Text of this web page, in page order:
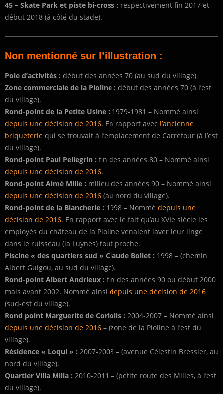
45 – Skate Park et piste bi-cross : respectivement fin 2017 et
début 2018 (à côté du stade).
Non mentionné sur l’illustration :
Pole d’activités : début des années 70 (au sud du village)
Zone commerciale de la Pioline : début des années 70 (à l’est
du village).
Rond-point de la Petite Usine : 1979-1981 – Nommé ainsi
depuis une décision de 2016. En rapport avec l’ancienne
briqueterie qui se trouvait à l’emplacement de Carrefour (à l’est
du village).
Rond-point Paul Pellegrin : fin des années 80 – Nommé ainsi
depuis une décision de 2016.
Rond-point Aimé Mille : milieu des années 90 – Nommé ainsi
depuis une décision de 2016 (au nord du village).
Rond-point de la Blancherie : 1998 – Nommé depuis une
décision de 2016. En rapport avec le fait qu’au XVIe siècle les
employés du château de la Pioline venaient laver leur linge
dans le ruisseau (la Luynes) tout proche.
Piscine « des quartiers sud » Claude Bollet : 1998 – (chemin
Albert Guigou, au sud du village).
Rond-point Albert Andrieux : fin des années 90 ou début 2000
mais avant 2002. Nommé ainsi depuis une décision de 2016
(sud-est du village).
Rond point Marguerite de Coriolis : 2004-2007 – Nommé ainsi
depuis une décision de 2016 – (zone de la Pioline à l’est du
village).
Résidence « Loqui » : 2007-2008 – (avenue Célestin Bressier, au
nord du village).
Quartier Villa Milla : 2010-2011 – (petite route des Milles, à l’est
du village).